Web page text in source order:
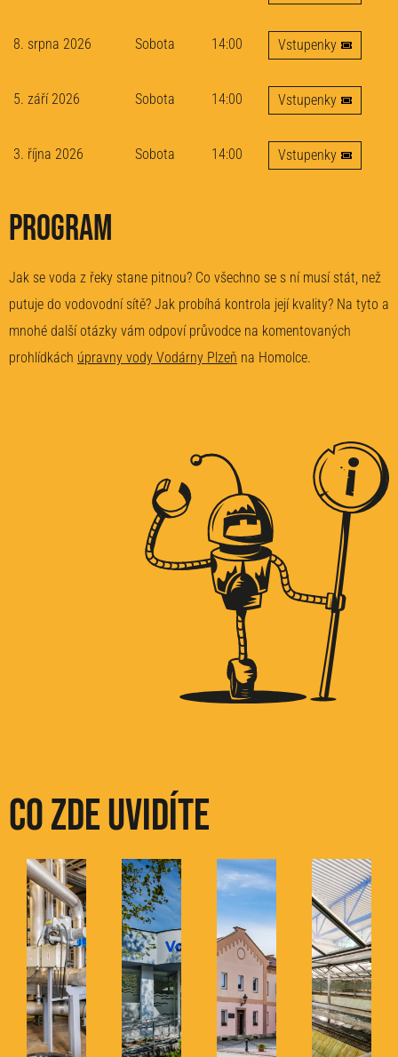
8. srpna 2026 Sobota 14:00 Vstupenky
5. září 2026 Sobota 14:00 Vstupenky
3. října 2026 Sobota 14:00 Vstupenky
Program
Jak se voda z řeky stane pitnou? Co všechno se s ní musí stát, než
putuje do vodovodní sítě? Jak probíhá kontrola její kvality? Na tyto a
mnohé další otázky vám odpoví průvodce na komentovaných
prohlídkách úpravny vody Vodárny Plzeň na Homolce.
Co zde uvidíte